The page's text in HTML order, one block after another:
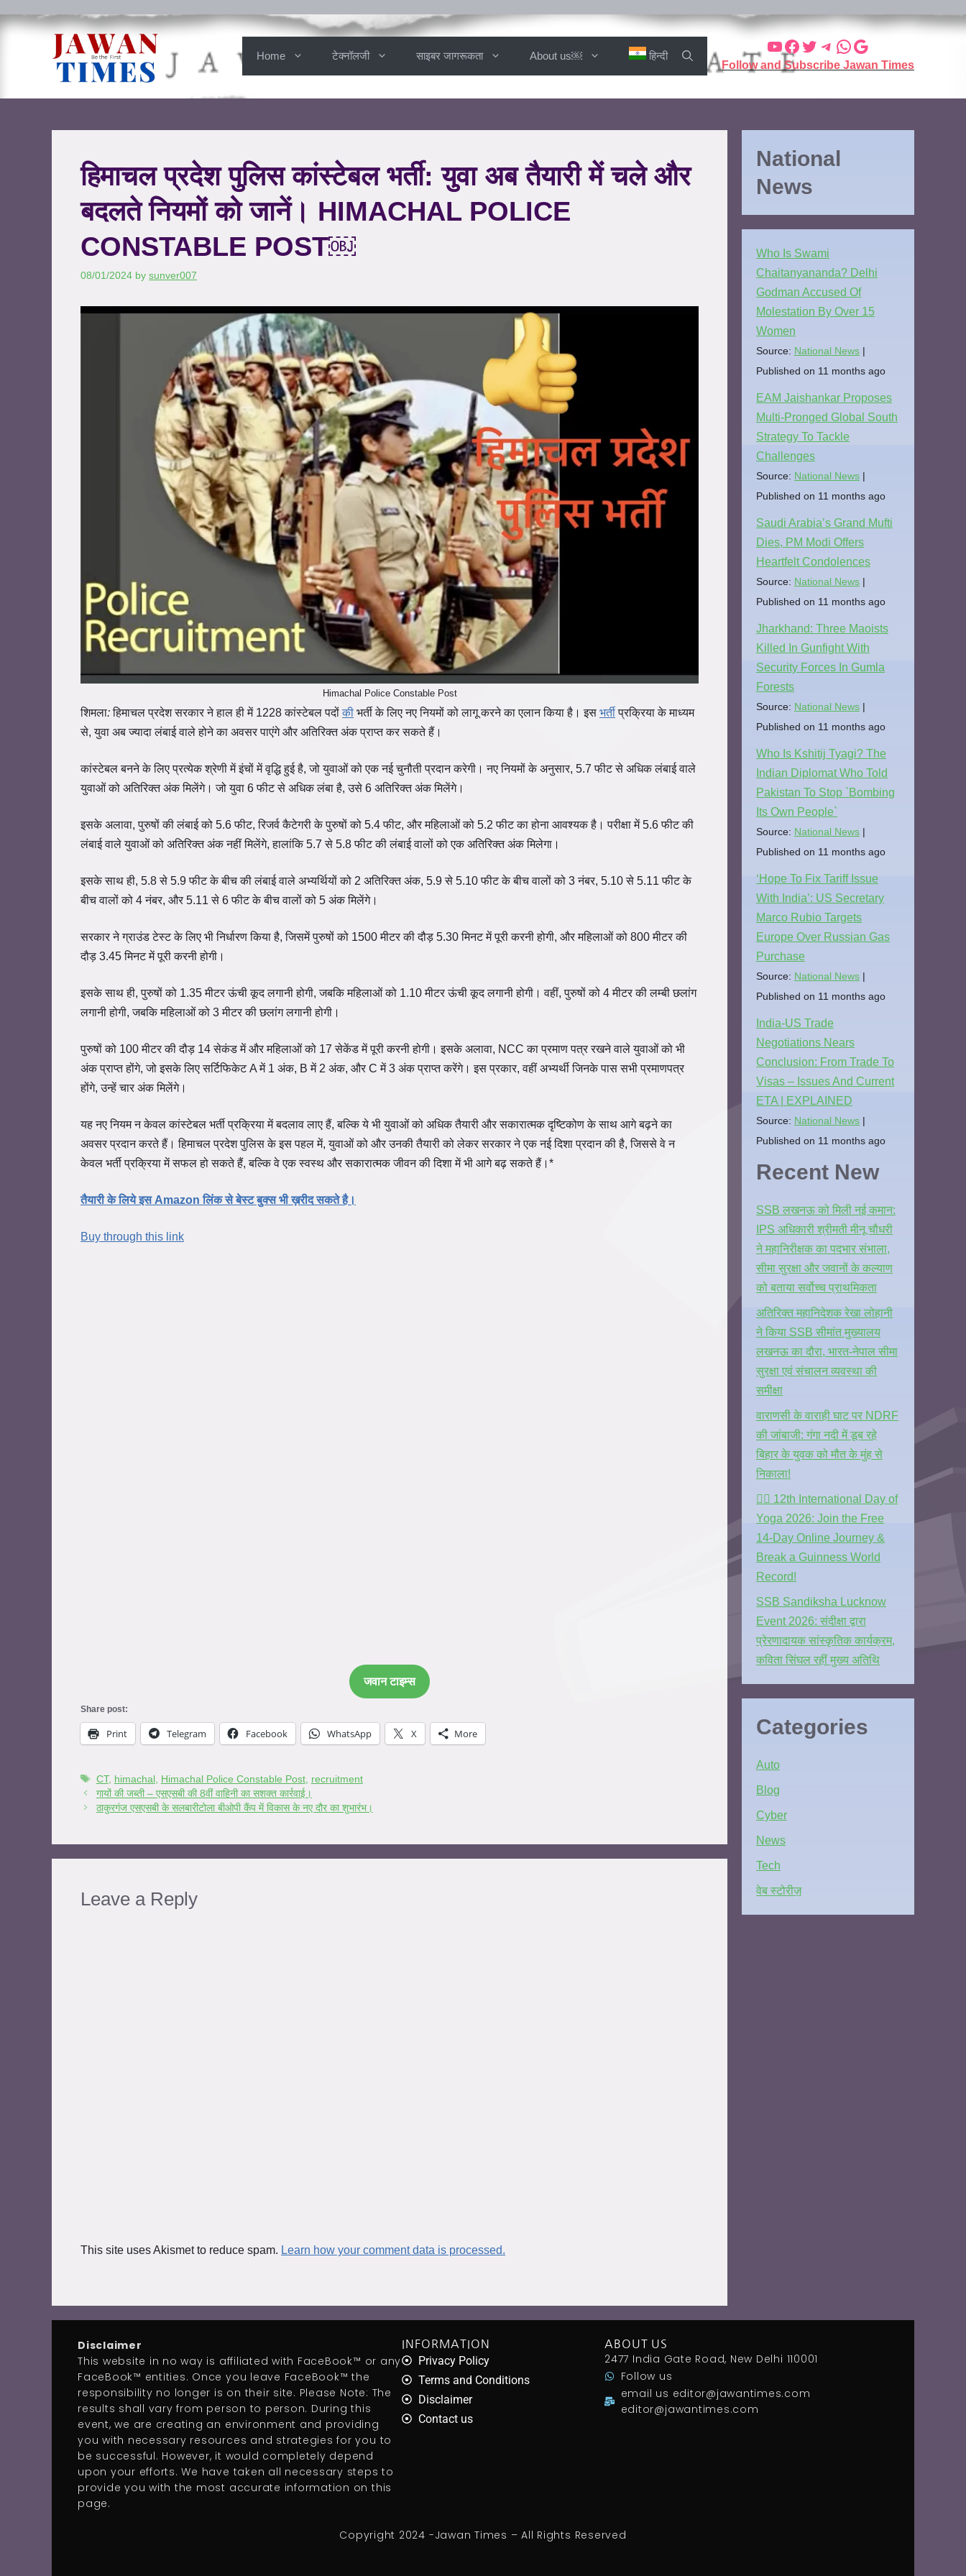
Home टेक्नॉलजी साइबर जागरूकता About us￼ हिन्दी
Follow and Subscribe Jawan Times
हिमाचल प्रदेश पुलिस कांस्टेबल भर्ती: युवा अब तैयारी में चले और
बदलते नियमों को जानें। HIMACHAL POLICE
CONSTABLE POST￼
08/01/2024 by sunver007
Himachal Police Constable Post
शिमला:हिमाचल प्रदेश सरकार ने हाल ही में 1228 कांस्टेबल पदोंकी भर्ती के लिए नए नियमों को लागू करने का एलान किया है। इस भर्तीप्रक्रिया के माध्यम
से, युवा अब ज्यादा लंबाई वाले होने का अवसर पाएंगे और अतिरिक्त अंक प्राप्त कर सकते हैं।
कांस्टेबल बनने के लिए प्रत्येक श्रेणी में इंचों में वृद्धि हुई है, जो युवाओं को एक नई चुनौती प्रदान करेगी। नए नियमों के अनुसार, 5.7 फीट से अधिक लंबाई वाले
युवाओं को अतिरिक्त अंक मिलेंगे। जो युवा 6 फीट से अधिक लंबा है, उसे 6 अतिरिक्त अंक मिलेंगे।
इसके अलावा, पुरुषों की लंबाई को 5.6 फीट, रिजर्व कैटेगरी के पुरुषों को 5.4 फीट, और महिलाओं को 5.2 फीट का होना आवश्यक है। परीक्षा में 5.6 फीट की
लंबाई वाले युवाओं को अतिरिक्त अंक नहीं मिलेंगे, हालांकि 5.7 से 5.8 फीट की लंबाई वालों को एक अतिरिक्त अंक मिलेगा।
इसके साथ ही, 5.8 से 5.9 फीट के बीच की लंबाई वाले अभ्यर्थियों को 2 अतिरिक्त अंक, 5.9 से 5.10 फीट के बीच वालों को 3 नंबर, 5.10 से 5.11 फीट के
बीच वालों को 4 नंबर, और 5.11 से 6 फीट के बीच वालों को 5 अंक मिलेंगे।
सरकार ने ग्राउंड टेस्ट के लिए भी निर्धारण किया है, जिसमें पुरुषों को 1500 मीटर की दौड़ 5.30 मिनट में पूरी करनी होगी, और महिलाओं को 800 मीटर की
दौड़ 3.45 मिनट में पूरी करनी होगी।
इसके साथ ही, पुरुषों को 1.35 मीटर ऊंची कूद लगानी होगी, जबकि महिलाओं को 1.10 मीटर ऊंची कूद लगानी होगी। वहीं, पुरुषों को 4 मीटर की लम्बी छलांग
लगानी होगी, जबकि महिलाओं को 3 मीटर की छलांग लगानी होगी।
पुरुषों को 100 मीटर की दौड़ 14 सेकंड में और महिलाओं को 17 सेकेंड में पूरी करनी होगी। इसके अलावा, NCC का प्रमाण पत्र रखने वाले युवाओं को भी
अंक प्राप्त होंगे, जो इसके लिए सर्टिफिकेट A में 1 अंक, B में 2 अंक, और C में 3 अंक प्राप्त करेंगे। इस प्रकार, वहीं अभ्यर्थी जिनके पास सभी प्रमाणपत्र
होंगे, उन्हें चार अंक मिलेंगे।
यह नए नियम न केवल कांस्टेबल भर्ती प्रक्रिया में बदलाव लाए हैं, बल्कि ये भी युवाओं को अधिक तैयारी और सकारात्मक दृष्टिकोण के साथ आगे बढ़ने का
अवसर प्रदान करते हैं। हिमाचल प्रदेश पुलिस के इस पहल में, युवाओं को और उनकी तैयारी को लेकर सरकार ने एक नई दिशा प्रदान की है, जिससे वे न
केवल भर्ती प्रक्रिया में सफल हो सकते हैं, बल्कि वे एक स्वस्थ और सकारात्मक जीवन की दिशा में भी आगे बढ़ सकते हैं।*
तैयारी के लिये इस Amazon लिंक से बेस्ट बुक्स भी ख़रीद सकते है।
Buy through this link
जवान टाइम्स
Share post:
Print Telegram Facebook WhatsApp X More
CT, himachal, Himachal Police Constable Post, recruitment
गायों की जब्ती – एसएसबी की 8वीं वाहिनी का सशक्त कार्रवाई।
ठाकुरगंज एसएसबी के सलबारीटोला बीओपी कैंप में विकास के नए दौर का शुभारंभ।
Leave a Reply
This site uses Akismet to reduce spam. Learn how your comment data is processed.
National
News
Who Is Swami
Chaitanyananda? Delhi
Godman Accused Of
Molestation By Over 15
Women
Source: National News
Published on 11 months ago
EAM Jaishankar Proposes
Multi-Pronged Global South
Strategy To Tackle
Challenges
Source: National News
Published on 11 months ago
Saudi Arabia’s Grand Mufti
Dies, PM Modi Offers
Heartfelt Condolences
Source: National News
Published on 11 months ago
Jharkhand: Three Maoists
Killed In Gunfight With
Security Forces In Gumla
Forests
Source: National News
Published on 11 months ago
Who Is Kshitij Tyagi? The
Indian Diplomat Who Told
Pakistan To Stop `Bombing
Its Own People`
Source: National News
Published on 11 months ago
‘Hope To Fix Tariff Issue
With India’: US Secretary
Marco Rubio Targets
Europe Over Russian Gas
Purchase
Source: National News
Published on 11 months ago
India-US Trade
Negotiations Nears
Conclusion: From Trade To
Visas – Issues And Current
ETA | EXPLAINED
Source: National News
Published on 11 months ago
Recent New
SSB लखनऊ को मिली नई कमान:
IPS अधिकारी श्रीमती मीनू चौधरी
ने महानिरीक्षक का पदभार संभाला,
सीमा सुरक्षा और जवानों के कल्याण
को बताया सर्वोच्च प्राथमिकता
अतिरिक्त महानिदेशक रेखा लोहानी
ने किया SSB सीमांत मुख्यालय
लखनऊ का दौरा, भारत-नेपाल सीमा
सुरक्षा एवं संचालन व्यवस्था की
समीक्षा
वाराणसी के वाराही घाट पर NDRF
की जांबाजी: गंगा नदी में डूब रहे
बिहार के युवक को मौत के मुंह से
निकाला!
🧘‍♂️ 12th International Day of
Yoga 2026: Join the Free
14-Day Online Journey &
Break a Guinness World
Record!
SSB Sandiksha Lucknow
Event 2026: संदीक्षा द्वारा
प्रेरणादायक सांस्कृतिक कार्यक्रम,
कविता सिंघल रहीं मुख्य अतिथि
Categories
Auto
Blog
Cyber
News
Tech
वेब स्टोरीज़
Disclaimer
This website in no way is affiliated with FaceBook™ or any
FaceBook™ entities. Once you leave FaceBook™ the
responsibility no longer is on their site. Please Note: The
results shall vary from person to person. During this
event, we are creating an environment and providing
you with necessary resources and strategies for you to
be successful. However, it would completely depend
upon your efforts. We have taken all necessary steps to
provide you with the most accurate information on this
page.
INFORMATION
Privacy Policy
Terms and Conditions
Disclaimer
Contact us
ABOUT US
2477 India Gate Road, New Delhi 110001
Follow us
email us editor@jawantimes.com
editor@jawantimes.com
Copyright 2024 -Jawan Times – All Rights Reserved